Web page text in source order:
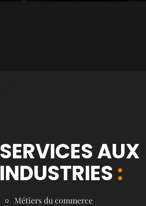
SERVICES AUX
INDUSTRIES :
Métiers du commerce